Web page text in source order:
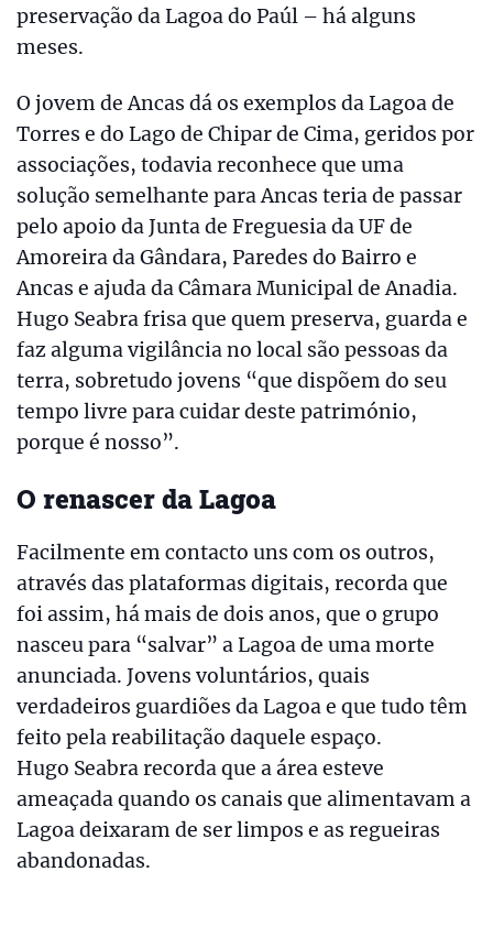
preservação da Lagoa do Paúl – há alguns
meses.
O jovem de Ancas dá os exemplos da Lagoa de
Torres e do Lago de Chipar de Cima, geridos por
associações, todavia reconhece que uma
solução semelhante para Ancas teria de passar
pelo apoio da Junta de Freguesia da UF de
Amoreira da Gândara, Paredes do Bairro e
Ancas e ajuda da Câmara Municipal de Anadia.
Hugo Seabra frisa que quem preserva, guarda e
faz alguma vigilância no local são pessoas da
terra, sobretudo jovens “que dispõem do seu
tempo livre para cuidar deste património,
porque é nosso”.
O renascer da Lagoa
Facilmente em contacto uns com os outros,
através das plataformas digitais, recorda que
foi assim, há mais de dois anos, que o grupo
nasceu para “salvar” a Lagoa de uma morte
anunciada. Jovens voluntários, quais
verdadeiros guardiões da Lagoa e que tudo têm
feito pela reabilitação daquele espaço.
Hugo Seabra recorda que a área esteve
ameaçada quando os canais que alimentavam a
Lagoa deixaram de ser limpos e as regueiras
abandonadas.